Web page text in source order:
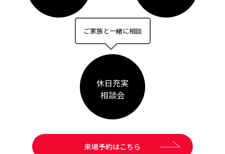
ご家族と一緒に相談
休日充実
相談会
来場予約はこちら